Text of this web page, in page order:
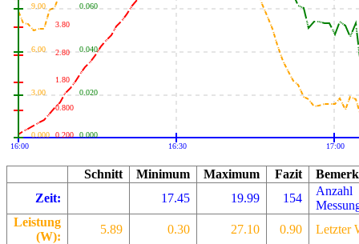
16:00 16:30 17:00
0.000
3.00
6.00
9.00
0.200
0.800
1.80
2.80
3.80
0.000
0.020
0.040
0.060
Schnitt Minimum Maximum Fazit
Zeit:
17.45 19.99 154
Anzahl
Leistung
(W):
5.89 0.30 27.10 0.90
Letzter